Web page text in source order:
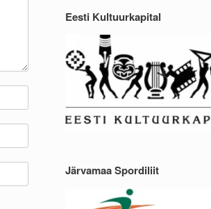
Eesti Kultuurkapital
Järvamaa Spordiliit